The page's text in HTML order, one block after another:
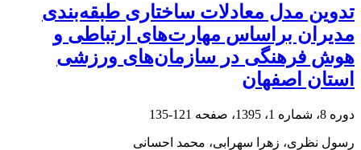
تدوین مدل معادلات ساختاری طبقه‌بندی
مدیران براساس مهارت‌های ارتباطی و
هوش فرهنگی در سازمان‌های ورزشی
استان اصفهان
دوره 8، شماره 1، 1395، صفحه 121-135
رسول نظری، زهرا سهرابی، محمد احسانی